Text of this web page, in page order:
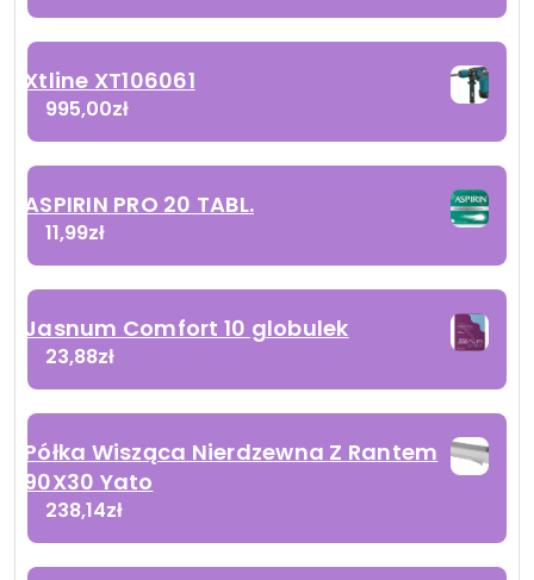
Xtline XT106061
995,00zł
ASPIRIN PRO 20 TABL.
11,99zł
Jasnum Comfort 10 globulek
23,88zł
Półka Wisząca Nierdzewna Z Rantem
90X30 Yato
238,14zł